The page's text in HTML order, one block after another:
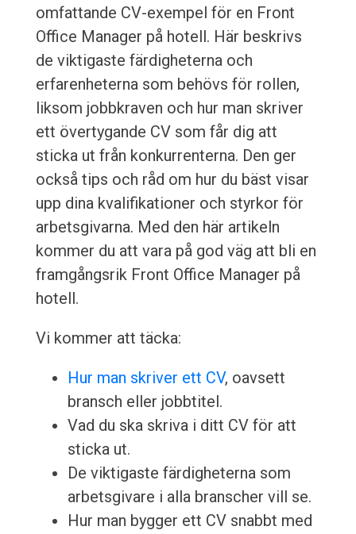
omfattande CV-exempel för en Front
Office Manager på hotell. Här beskrivs
de viktigaste färdigheterna och
erfarenheterna som behövs för rollen,
liksom jobbkraven och hur man skriver
ett övertygande CV som får dig att
sticka ut från konkurrenterna. Den ger
också tips och råd om hur du bäst visar
upp dina kvalifikationer och styrkor för
arbetsgivarna. Med den här artikeln
kommer du att vara på god väg att bli en
framgångsrik Front Office Manager på
hotell.
Vi kommer att täcka:
Hur man skriver ett CV, oavsett
bransch eller jobbtitel.
Vad du ska skriva i ditt CV för att
sticka ut.
De viktigaste färdigheterna som
arbetsgivare i alla branscher vill se.
Hur man bygger ett CV snabbt med